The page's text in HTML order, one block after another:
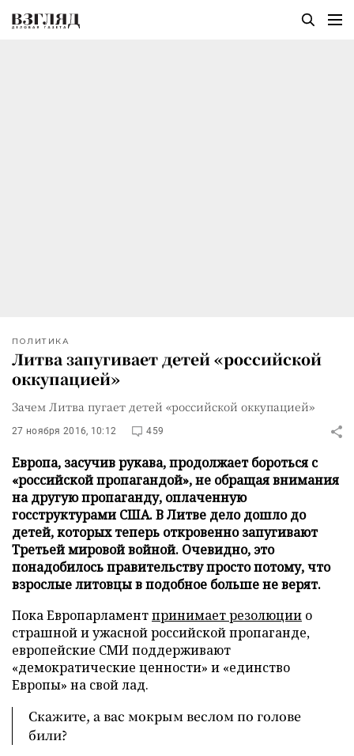
ПОЛИТИКА
Литва запугивает детей «российской
оккупацией»
Зачем Литва пугает детей «российской оккупацией»
27 ноября 2016, 10:12 459
Европа, засучив рукава, продолжает бороться с
«российской пропагандой», не обращая внимания
на другую пропаганду, оплаченную
госструктурами США. В Литве дело дошло до
детей, которых теперь откровенно запугивают
Третьей мировой войной. Очевидно, это
понадобилось правительству просто потому, что
взрослые литовцы в подобное больше не верят.
Пока Европарламентпринимает резолюции о
страшной и ужасной российской пропаганде,
европейские СМИ поддерживают
«демократические ценности» и «единство
Европы» на свой лад.
Скажите, а вас мокрым веслом по голове
били?